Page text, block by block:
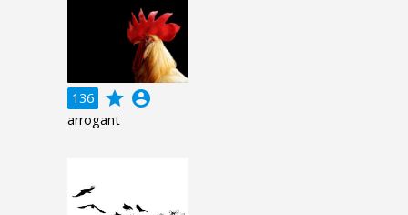
136 grade account_circle
arrogant